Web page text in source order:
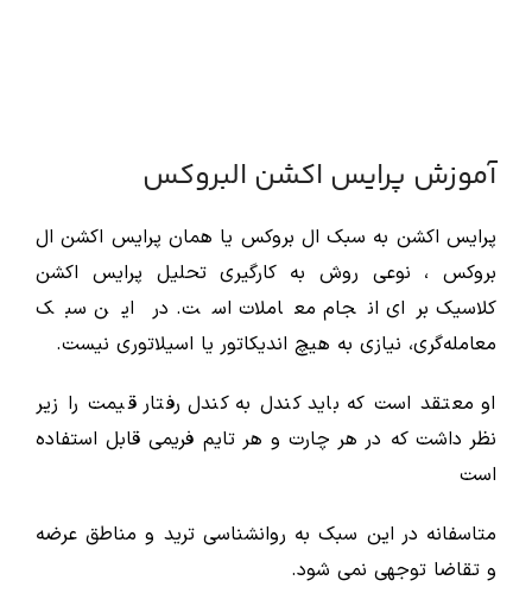
آموزش پرایس اکشن البروکس
پرایس اکشن به سبک ال بروکس یا همان پرایس اکشن ال
بروکس ، نوعی روش به‌ کارگیری تحلیل پرایس اکشن
کلاسیک برای انجام معاملات است. در این سبک
معامله‌گری، نیازی به هیچ اندیکاتور یا اسیلاتوری نیست.
او معتقد است که باید کندل به کندل رفتار قیمت را زیر
نظر داشت که در هر چارت و هر تایم فریمی قابل استفاده
است
متاسفانه در این سبک به روانشناسی ترید و مناطق عرضه
و تقاضا توجهی نمی شود.